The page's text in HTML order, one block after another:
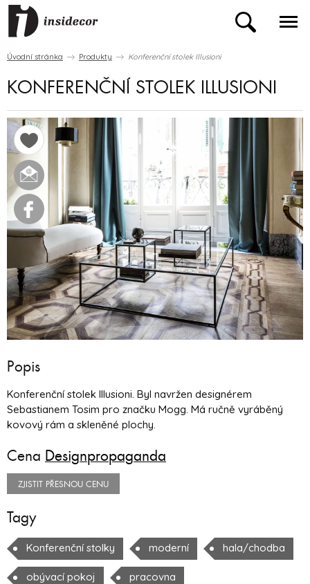
Úvodní stránka Produkty Konferenční stolek Illusioni
KONFERENČNÍ STOLEK ILLUSIONI
Popis
Konferenční stolek Illusioni. Byl navržen designérem
Sebastianem Tosim pro značku Mogg. Má ručně vyráběný
kovový rám a skleněné plochy.
Cena Designpropaganda
ZJISTIT PŘESNOU CENU
Tagy
Konferenční stolky moderní hala/chodba
obývací pokoj pracovna